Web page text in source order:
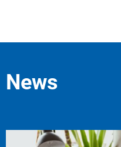
News